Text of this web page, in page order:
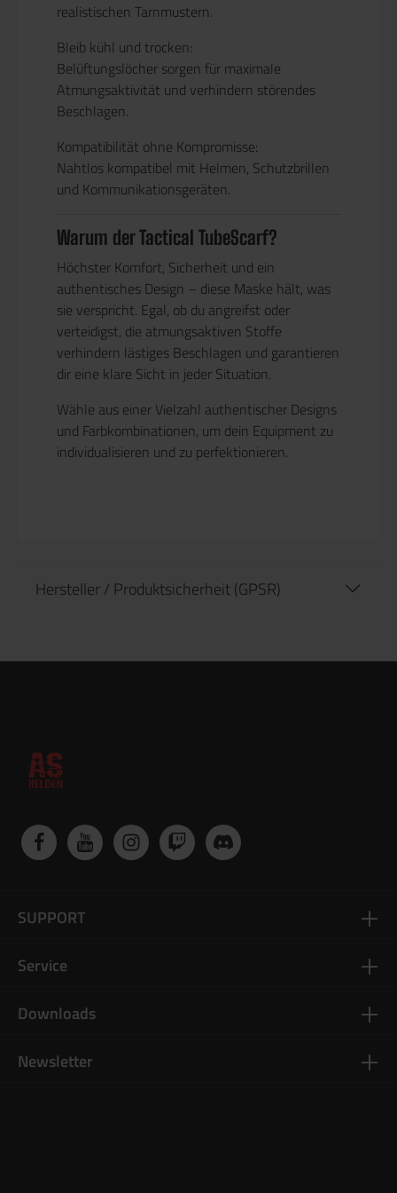
realistischen Tarnmustern.
Bleib kühl und trocken:
Belüftungslöcher sorgen für maximale
Atmungsaktivität und verhindern störendes
Beschlagen.
Kompatibilität ohne Kompromisse:
Nahtlos kompatibel mit Helmen, Schutzbrillen
und Kommunikationsgeräten.
Warum der Tactical TubeScarf?
Höchster Komfort, Sicherheit und ein
authentisches Design – diese Maske hält, was
sie verspricht. Egal, ob du angreifst oder
verteidigst, die atmungsaktiven Stoffe
verhindern lästiges Beschlagen und garantieren
dir eine klare Sicht in jeder Situation.
Wähle aus einer Vielzahl authentischer Designs
und Farbkombinationen, um dein Equipment zu
individualisieren und zu perfektionieren.
Hersteller / Produktsicherheit (GPSR)
Newsletter
SUPPORT
Service
Downloads